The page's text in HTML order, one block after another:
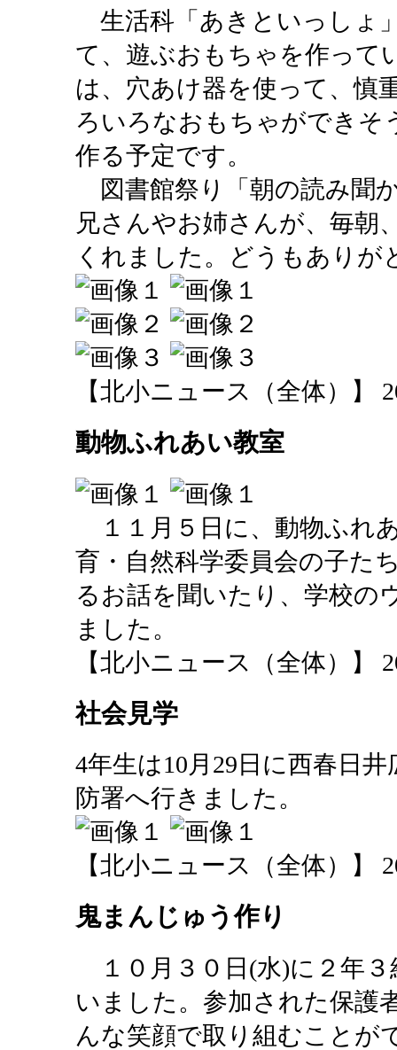
生活科「あきといっしょ
て、遊ぶおもちゃを作って
は、穴あけ器を使って、慎
ろいろなおもちゃができそ
作る予定です。
図書館祭り「朝の読み聞
兄さんやお姉さんが、毎朝
くれました。どうもありが
【北小ニュース（全体）】
動物ふれあい教室
１１月５日に、動物ふれ
育・自然科学委員会の子た
るお話を聞いたり、学校の
ました。
【北小ニュース（全体）】
社会見学
4年生は10月29日に西春日
防署へ行きました。
【北小ニュース（全体）】
鬼まんじゅう作り
１０月３０日(水)に２年
いました。参加された保護
んな笑顔で取り組むことが